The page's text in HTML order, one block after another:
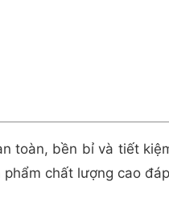
toàn, bền bỉ và tiết
chất lượng cao